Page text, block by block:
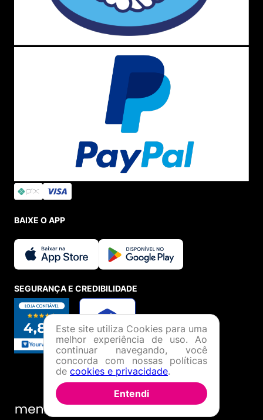
BAIXE O APP
SEGURANÇA E CREDIBILIDADE
Este site utiliza Cookies para uma
melhor experiência de uso. Ao
continuar navegando, você
concorda com nossas políticas
de cookies e privacidade.
Entendi